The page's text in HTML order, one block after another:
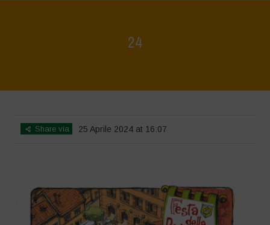
24
Share via 25 Aprile 2024 at 16:07